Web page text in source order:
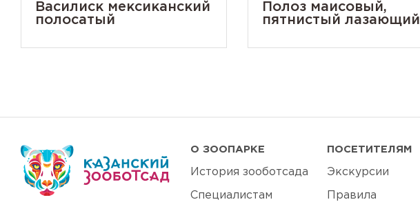
Василиск мексиканский
полосатый
Полоз маисовый,
пятнистый лазающий
О ЗООПАРКЕ
История зооботсада
Специалистам
ПОСЕТИТЕЛЯМ
Экскурсии
Правила